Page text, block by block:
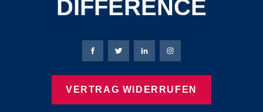
DIFFERENCE
Bierbaum-Proenen Facebook-Seite
Bierbaum-Proenen Twitter Seite
Bierbaum-Proenen LinkedIn
Bierbaum-Proenen
VERTRAG WIDERRUFEN